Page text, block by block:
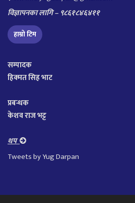
विज्ञापनका लागि – ९८६१८४६४११
हाम्रो टिम
सम्पादक
हिक्मत सिह भाट
प्रबन्धक
केशव राज भट्ट
थप
Tweets by Yug Darpan